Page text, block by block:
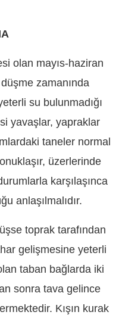
olan mayıs-haziran
zamanında
su bulunmadığı
yavaşlar, yapraklar
taneler normal
üzerlerinde
karşılaşınca
anlaşılmalıdır.
toprak tarafından
gelişmesine yeterli
taban bağlarda iki
sonra tava gelince
Kışın kurak